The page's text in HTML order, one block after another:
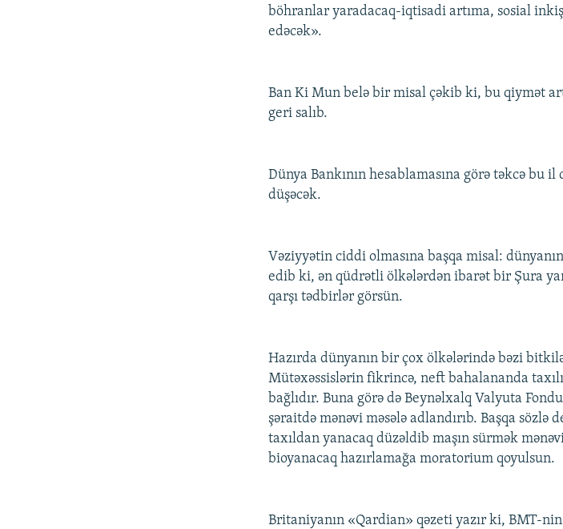
böhranlar yaradacaq-iqtisadi artıma, sosial
edəcək».
Ban Ki Mun belə bir misal çəkib ki, bu qiymət
geri salıb.
Dünya Bankının hesablamasına görə təkcə bu
düşəcək.
Vəziyyətin ciddi olmasına başqa misal:
edib ki, ən qüdrətli ölkələrdən ibarət bir Şura
qarşı tədbirlər görsün.
Hazırda dünyanın bir çox ölkələrində bəzi
Mütəxəssislərin fikrincə, neft bahalananda
bağlıdır. Buna görə də Beynəlxalq Valyuta
şəraitdə mənəvi məsələ adlandırıb. Başqa
taxıldan yanacaq düzəldib maşın sürmək
bioyanacaq hazırlamağa moratorium qoyulsun.
Britaniyanın «Qardian» qəzeti yazır ki, BMT-nin